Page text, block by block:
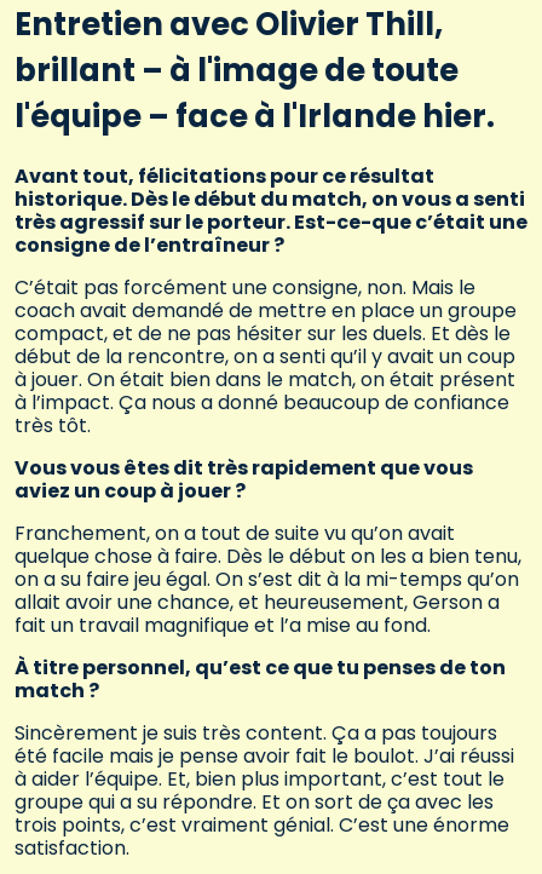
Entretien avec Olivier Thill,
brillant – à l'image de toute
l'équipe – face à l'Irlande hier.
Avant tout, félicitations pour ce résultat
historique. Dès le début du match, on vous a senti
très agressif sur le porteur. Est-ce-que c’était une
consigne de l’entraîneur ?
C’était pas forcément une consigne, non. Mais le
coach avait demandé de mettre en place un groupe
compact, et de ne pas hésiter sur les duels. Et dès le
début de la rencontre, on a senti qu’il y avait un coup
à jouer. On était bien dans le match, on était présent
à l’impact. Ça nous a donné beaucoup de confiance
très tôt.
Vous vous êtes dit très rapidement que vous
aviez un coup à jouer ?
Franchement, on a tout de suite vu qu’on avait
quelque chose à faire. Dès le début on les a bien tenu,
on a su faire jeu égal. On s’est dit à la mi-temps qu’on
allait avoir une chance, et heureusement, Gerson a
fait un travail magnifique et l’a mise au fond.
À titre personnel, qu’est ce que tu penses de ton
match ?
Sincèrement je suis très content. Ça a pas toujours
été facile mais je pense avoir fait le boulot. J’ai réussi
à aider l’équipe. Et, bien plus important, c’est tout le
groupe qui a su répondre. Et on sort de ça avec les
trois points, c’est vraiment génial. C’est une énorme
satisfaction.